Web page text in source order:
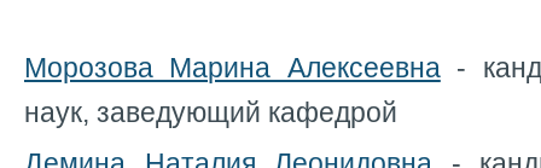
Морозова Марина Алексеевна-
наук, заведующий кафедрой